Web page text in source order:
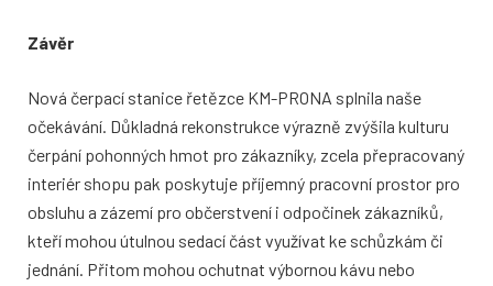
Závěr
Nová čerpací stanice řetězce KM-PRONA splnila naše
očekávání. Důkladná rekonstrukce výrazně zvýšila kulturu
čerpání pohonných hmot pro zákazníky, zcela přepracovaný
interiér shopu pak poskytuje příjemný pracovní prostor pro
obsluhu a zázemí pro občerstvení i odpočinek zákazníků,
kteří mohou útulnou sedací část využívat ke schůzkám či
jednání. Přitom mohou ochutnat výbornou kávu nebo